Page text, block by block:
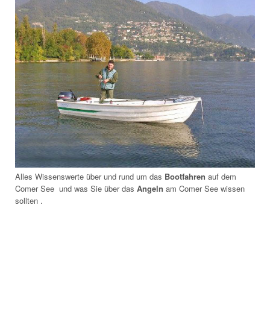
Alles Wissenswerte über und rund um das Bootfahren auf dem
Comer See und was Sie über das Angeln am Comer See wissen
sollten .